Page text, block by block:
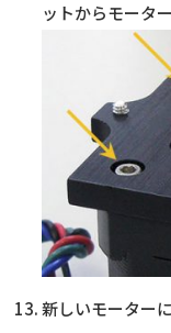
ットからモータ
新しいモーター